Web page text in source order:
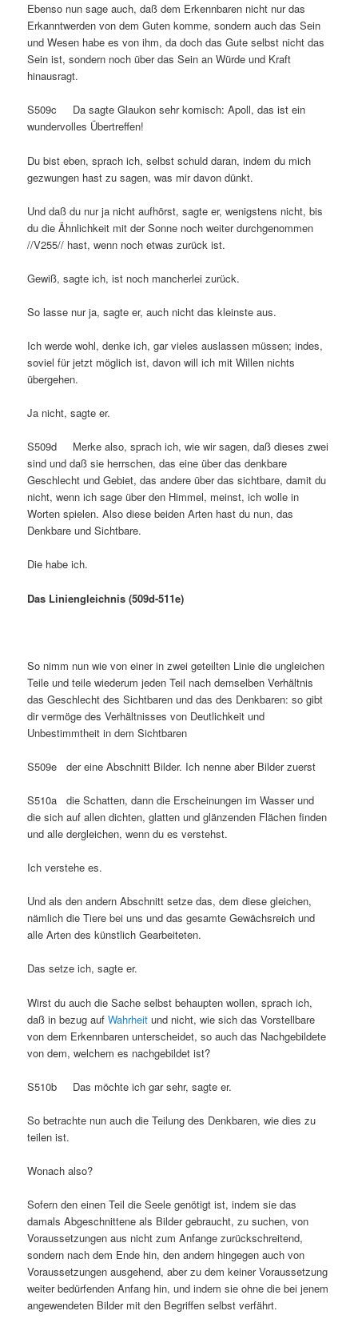
Ebenso nun sage auch, daß dem Erkennbaren nicht nur das
Erkanntwerden von dem Guten komme, sondern auch das Sein
und Wesen habe es von ihm, da doch das Gute selbst nicht das
Sein ist, sondern noch über das Sein an Würde und Kraft
hinausragt.
S509c Da sagte Glaukon sehr komisch: Apoll, das ist ein
wundervolles Übertreffen!
Du bist eben, sprach ich, selbst schuld daran, indem du mich
gezwungen hast zu sagen, was mir davon dünkt.
Und daß du nur ja nicht aufhörst, sagte er, wenigstens nicht, bis
du die Ähnlichkeit mit der Sonne noch weiter durchgenommen
//V255// hast, wenn noch etwas zurück ist.
Gewiß, sagte ich, ist noch mancherlei zurück.
So lasse nur ja, sagte er, auch nicht das kleinste aus.
Ich werde wohl, denke ich, gar vieles auslassen müssen; indes,
soviel für jetzt möglich ist, davon will ich mit Willen nichts
übergehen.
Ja nicht, sagte er.
S509d Merke also, sprach ich, wie wir sagen, daß dieses zwei
sind und daß sie herrschen, das eine über das denkbare
Geschlecht und Gebiet, das andere über das sichtbare, damit du
nicht, wenn ich sage über den Himmel, meinst, ich wolle in
Worten spielen. Also diese beiden Arten hast du nun, das
Denkbare und Sichtbare.
Die habe ich.
Das Liniengleichnis (509d-511e)
So nimm nun wie von einer in zwei geteilten Linie die ungleichen
Teile und teile wiederum jeden Teil nach demselben Verhältnis
das Geschlecht des Sichtbaren und das des Denkbaren: so gibt
dir vermöge des Verhältnisses von Deutlichkeit und
Unbestimmtheit in dem Sichtbaren
S509e der eine Abschnitt Bilder. Ich nenne aber Bilder zuerst
S510a die Schatten, dann die Erscheinungen im Wasser und
die sich auf allen dichten, glatten und glänzenden Flächen finden
und alle dergleichen, wenn du es verstehst.
Ich verstehe es.
Und als den andern Abschnitt setze das, dem diese gleichen,
nämlich die Tiere bei uns und das gesamte Gewächsreich und
alle Arten des künstlich Gearbeiteten.
Das setze ich, sagte er.
Wirst du auch die Sache selbst behaupten wollen, sprach ich,
daß in bezug aufWahrheit und nicht, wie sich das Vorstellbare
von dem Erkennbaren unterscheidet, so auch das Nachgebildete
von dem, welchem es nachgebildet ist?
S510b Das möchte ich gar sehr, sagte er.
So betrachte nun auch die Teilung des Denkbaren, wie dies zu
teilen ist.
Wonach also?
Sofern den einen Teil die Seele genötigt ist, indem sie das
damals Abgeschnittene als Bilder gebraucht, zu suchen, von
Voraussetzungen aus nicht zum Anfange zurückschreitend,
sondern nach dem Ende hin, den andern hingegen auch von
Voraussetzungen ausgehend, aber zu dem keiner Voraussetzung
weiter bedürfenden Anfang hin, und indem sie ohne die bei jenem
angewendeten Bilder mit den Begriffen selbst verfährt.